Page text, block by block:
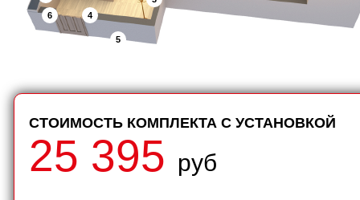
4
5
6
СТОИМОСТЬ КОМПЛЕКТА С УСТАНОВКОЙ
25 395 руб